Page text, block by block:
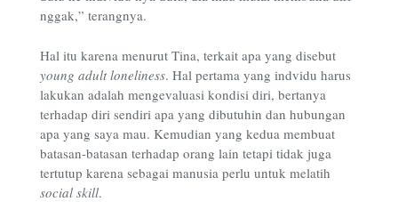
nggak,” terangnya.
Hal itu karena menurut Tina, terkait apa yang disebut
young adult loneliness. Hal pertama yang indvidu harus
lakukan adalah mengevaluasi kondisi diri, bertanya
terhadap diri sendiri apa yang dibutuhin dan hubungan
apa yang saya mau. Kemudian yang kedua membuat
batasan-batasan terhadap orang lain tetapi tidak juga
tertutup karena sebagai manusia perlu untuk melatih
social skill.